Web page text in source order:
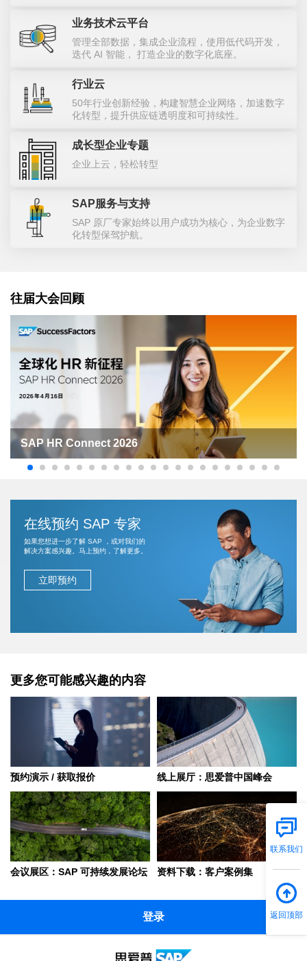
业务技术云平台
管理全部数据，集成企业流程，使用低代码开发，
迭代 AI 智能， 打造企业的数字化底座。
行业云
50年行业创新经验，构建智慧企业网络，加速数字
化转型，提升供应链透明度和可持续性。
成长型企业专题
企业上云，轻松转型
SAP服务与支持
SAP 原厂专家始终以用户成功为核心，为企业数字
化转型保驾护航。
往届大会回顾
SAP HR Connect 2026
在线预约 SAP 专家
如果您想进一步了解 SAP ，或对我们的
解决方案感兴趣。马上预约，了解更多。
立即预约
更多您可能感兴趣的内容
预约演示 / 获取报价 线上展厅：思爱普中国峰会
会议展区：SAP 可持续发展论坛 资料下载：客户案例集
登录
联系我们
返回顶部